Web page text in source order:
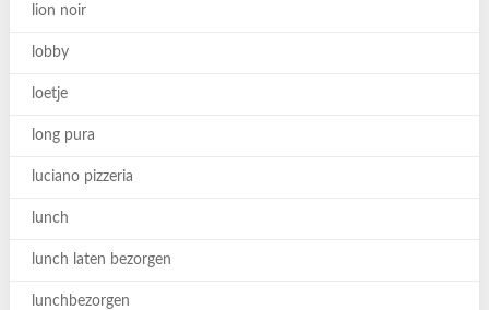
lion noir
lobby
loetje
long pura
luciano pizzeria
lunch
lunch laten bezorgen
lunchbezorgen